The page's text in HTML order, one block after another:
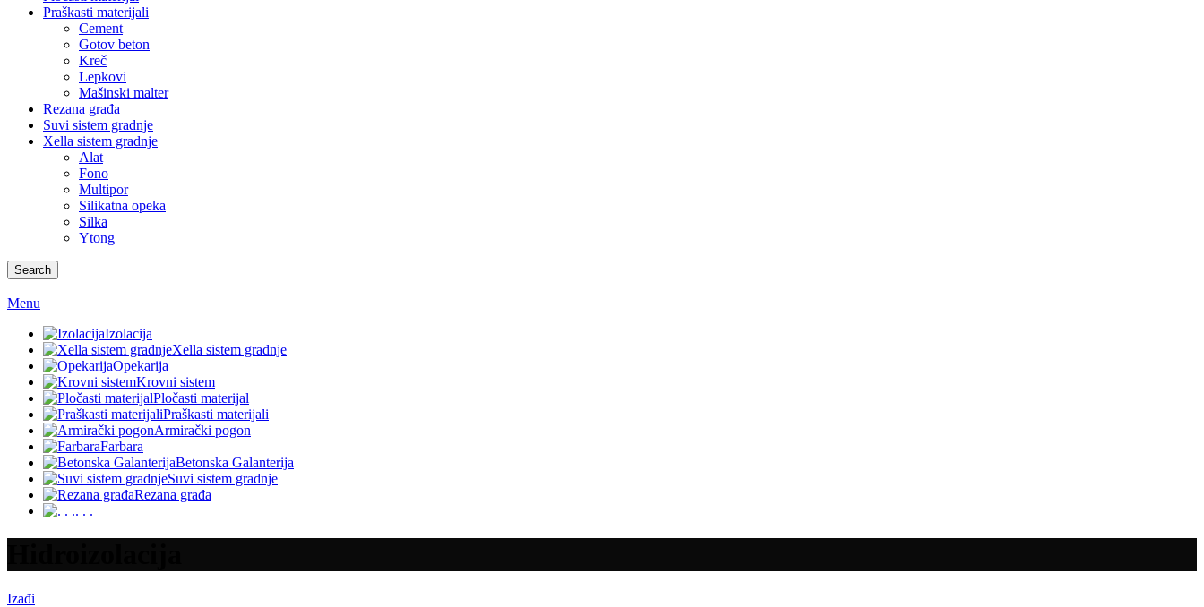
Praškasti materijali
Cement
Gotov beton
Kreč
Lepkovi
Mašinski malter
Rezana građa
Suvi sistem gradnje
Xella sistem gradnje
Alat
Fono
Multipor
Silikatna opeka
Silka
Ytong
Search
Menu
Izolacija
Xella sistem gradnje
Opekarija
Krovni sistem
Pločasti materijal
Praškasti materijali
Armirački pogon
Farbara
Betonska Galanterija
Suvi sistem gradnje
Rezana građa
. . .
Izađi